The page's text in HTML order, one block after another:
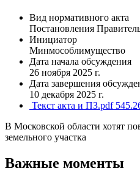
Вид нормативного акта
Постановления
Инициатор
Минмособлимущество
Дата начала обсуждения
26 ноября 2025 г.
Дата завершения
10 декабря 2025 г.
Текст акта и ПЗ.pdf
В Московской области хотят
земельного участка
Важные моменты